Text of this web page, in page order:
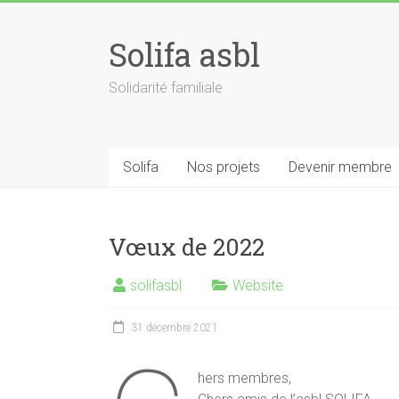
Solifa asbl
Solidarité familiale
Solifa Nos projets Devenir membre
Vœux de 2022
solifasbl Website
31 décembre 2021
hers membres,